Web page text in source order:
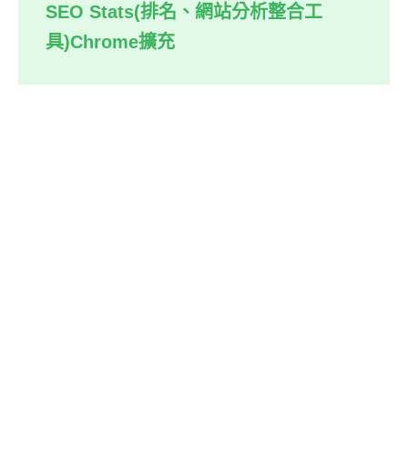
SEO Stats(排名、網站分析整合工
具)Chrome擴充